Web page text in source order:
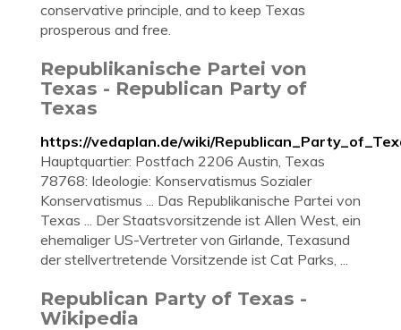
conservative principle, and to keep Texas
prosperous and free.
Republikanische Partei von
Texas - Republican Party of
Texas
https://vedaplan.de/wiki/
Hauptquartier: Postfach 2206 Austin, Texas
78768: Ideologie: Konservatismus Sozialer
Konservatismus ... Das Republikanische Partei von
Texas ... Der Staatsvorsitzende ist Allen West, ein
ehemaliger US-Vertreter von Girlande, Texasund
der stellvertretende Vorsitzende ist Cat Parks, ...
Republican Party of Texas -
Wikipedia